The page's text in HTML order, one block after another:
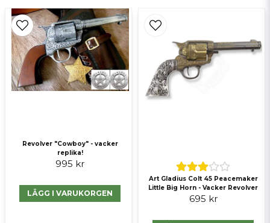
Ja, ni får publicera min fråga
Revolver "Cowboy" - vacker
replika!
995 kr
LÄGG I VARUKORGEN
Art Gladius Colt 45 Peacemaker
Little Big Horn - Vacker Revolver
695 kr